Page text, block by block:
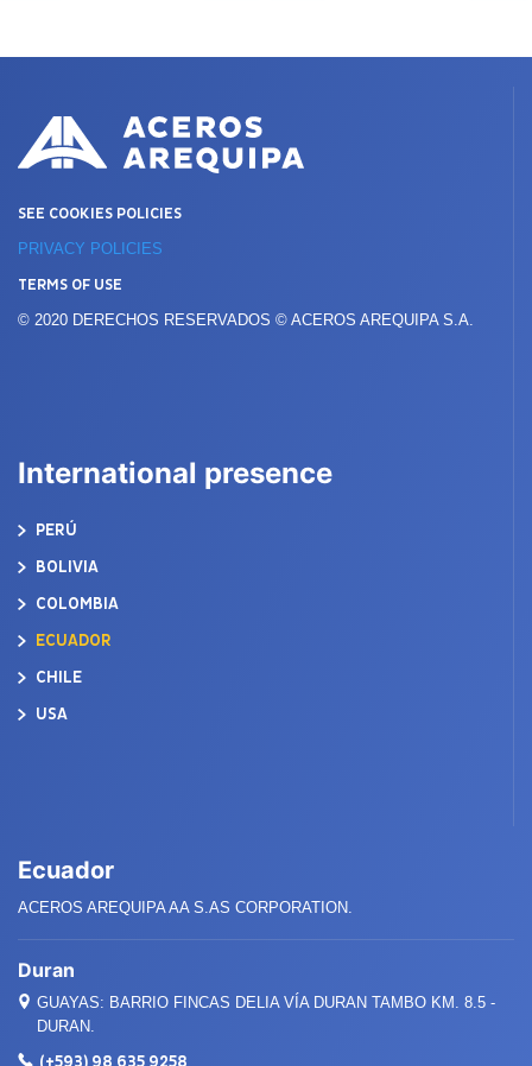
SEE COOKIES POLICIES
PRIVACY POLICIES
TERMS OF USE
© 2020 DERECHOS RESERVADOS © ACEROS AREQUIPA S.A.
International presence
PERÚ
BOLIVIA
COLOMBIA
ECUADOR
CHILE
USA
Ecuador
ACEROS AREQUIPA AA S.AS CORPORATION.
Duran
GUAYAS: BARRIO FINCAS DELIA VÍA DURAN TAMBO KM. 8.5 -
DURAN.
(+593) 98 635 9258